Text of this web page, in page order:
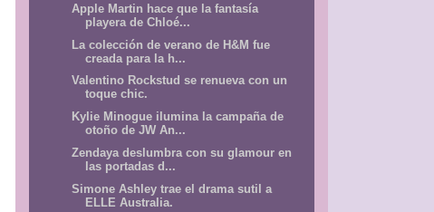
Apple Martin hace que la fantasía
playera de Chloé...
La colección de verano de H&M fue
creada para la h...
Valentino Rockstud se renueva con un
toque chic.
Kylie Minogue ilumina la campaña de
otoño de JW An...
Zendaya deslumbra con su glamour en
las portadas d...
Simone Ashley trae el drama sutil a
ELLE Australia.